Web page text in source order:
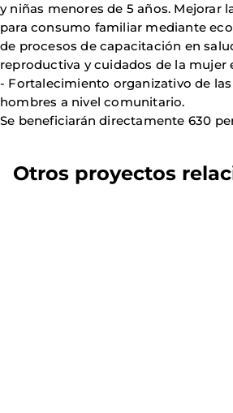
y niñas menores de 5 años. Mejorar
para consumo familiar mediante
de procesos de capacitación en
reproductiva y cuidados de la mujer
- Fortalecimiento organizativo de
hombres a nivel comunitario.
Se beneficiarán directamente 630
Otros proyectos